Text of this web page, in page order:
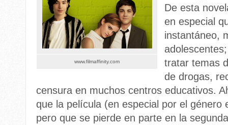
www.filmaffinity.com
De esta
en especial
instantáneo,
tratar temas
de drogas,
censura en muchos centros educativos.
que la película (en especial por el género
pero que se pierde en parte en la